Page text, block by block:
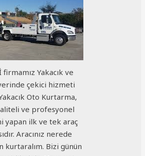
firmamız Yakacık ve
çekici hizmeti
Oto Kurtarma,
ve profesyonel
yapan ilk ve tek araç
Aracınız nerede
kurtaralım. Bizi günün